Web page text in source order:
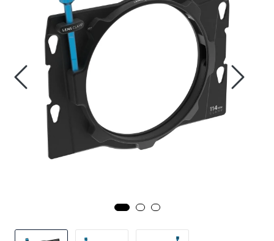
VAREMERKER
AKTUELT
BRUKT
SAMTALEROM